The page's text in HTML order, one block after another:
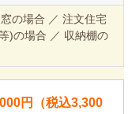
の場合 ／ 注文住宅
)の場合 ／ 収納棚の
円（税込3,300